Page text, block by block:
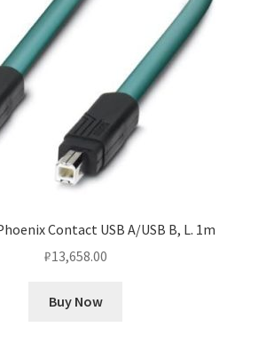
Contact USB A/USB B, L. 1m
₽13,658.00
Buy Now